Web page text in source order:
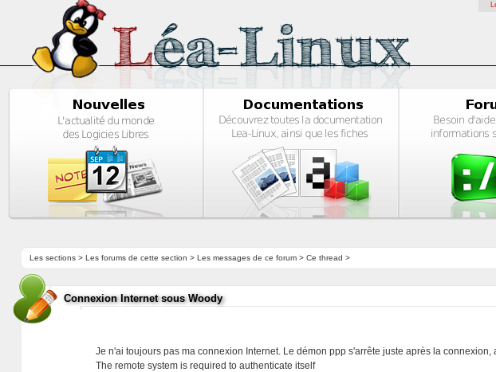
Les sections> Les forums de cette section > Les messages de ce forum> Ce thread >
Connexion Internet sous Woody
Je n'ai toujours pas ma connexion Internet. Le démon ppp s'arrête juste après la connexion,
The remote system is required to authenticate itself